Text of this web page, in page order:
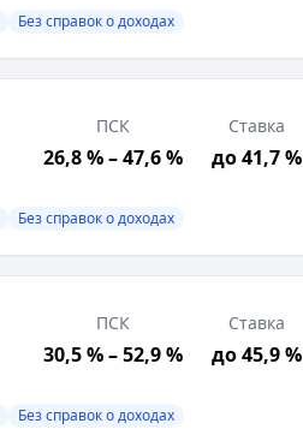
Без справок о доходах
ПСК
26,8 % – 47,6 %
Ставка
до 41,7 %
Без справок о доходах
ПСК
30,5 % – 52,9 %
Ставка
до 45,9 %
Без справок о доходах